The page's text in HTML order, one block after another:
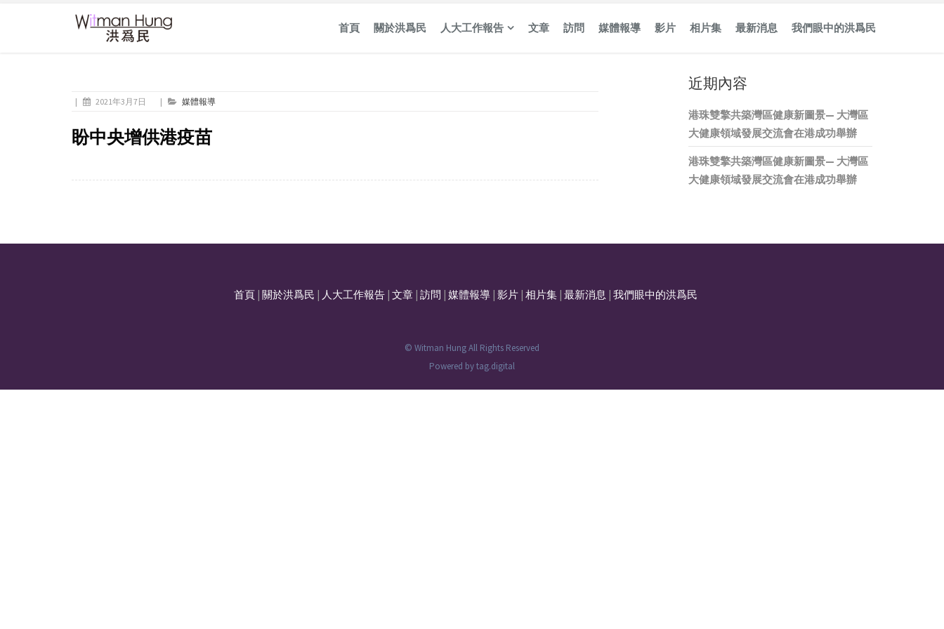
首頁 關於洪爲民 人大工作報告 文章 訪問 媒體報導 影片 相片集 最新消息 我們眼中的洪爲民
| 2021年3月7日 | 媒體報導
盼中央增供港疫苗
近期內容
港珠雙擎共築灣區健康新圖景— 大灣區
大健康領域發展交流會在港成功舉辦
港珠雙擎共築灣區健康新圖景— 大灣區
大健康領域發展交流會在港成功舉辦
首頁 關於洪爲民 人大工作報告 文章 訪問 媒體報導 影片 相片集 最新消息 我們眼中的洪爲民
© Witman Hung All Rights Reserved
Powered bytag.digital